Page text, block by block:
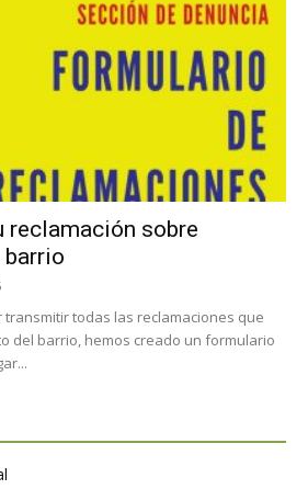
reclamación sobre
todas las reclamaciones que
del barrio, hemos creado un formulario